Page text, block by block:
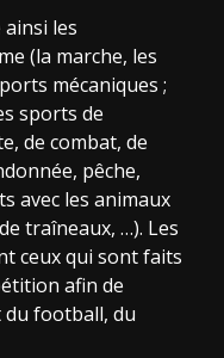
les
(la marche, les
mécaniques ;
sports de
de combat, de
pêche,
avec les animaux
traîneaux, …). Les
ceux qui sont faits
afin de
du football, du